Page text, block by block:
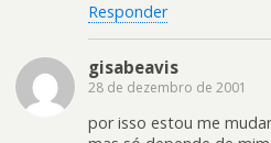
Responder
gisabeavis
28 de dezembro de 2001
por isso estou me